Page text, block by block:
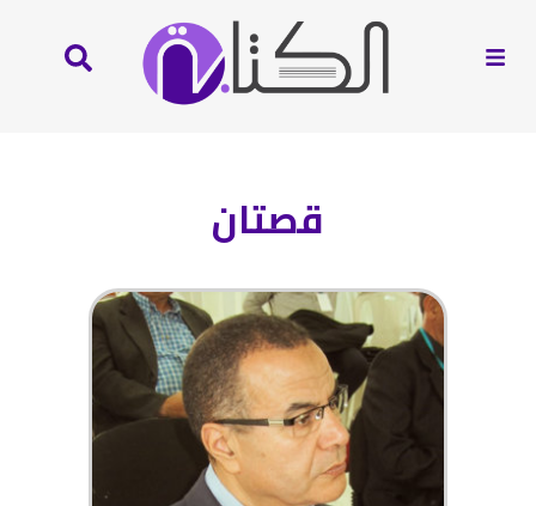
قصتان